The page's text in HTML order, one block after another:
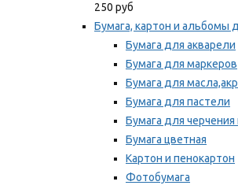
250 руб
Бумага, картон и альбомы
Бумага для акварели
Бумага для маркеров
Бумага для
Бумага для пастели
Бумага для черчения
Бумага цветная
Картон и пенокартон
Фотобумага